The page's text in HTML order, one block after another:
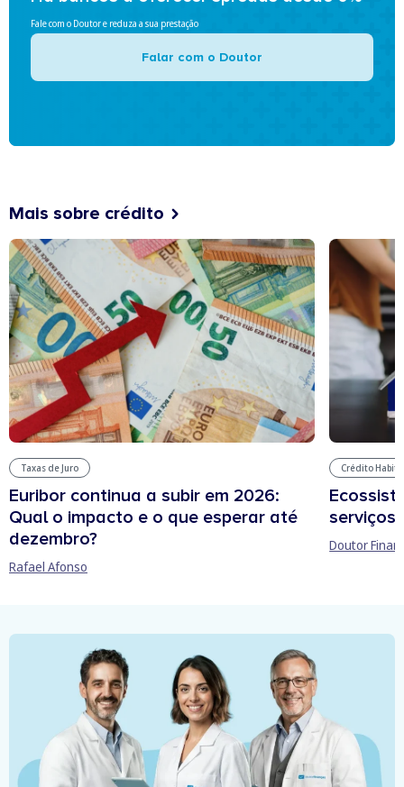
Fale com o Doutor e reduza a sua prestação
Falar com o Doutor
Mais sobre crédito
Taxas de Juro
Euribor continua a subir em 2026:
Qual o impacto e o que esperar até
dezembro?
Rafael Afonso
Crédito
serviços
Doutor